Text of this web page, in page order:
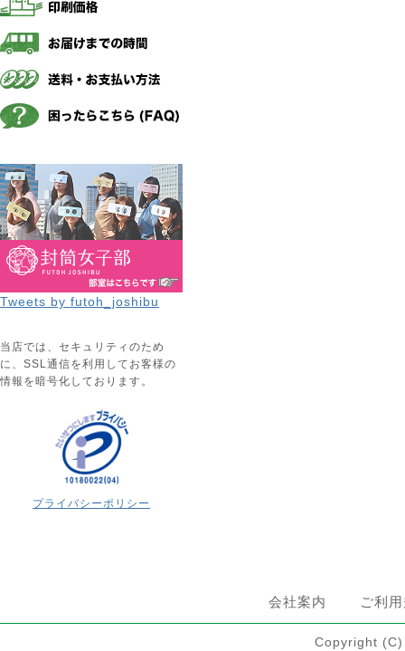
Tweets by futoh_joshibu
当店では、セキュリティのため
に、SSL通信を利用してお客様の
情報を暗号化しております。
プライバシーポリシー
会社案内 ご利
Copyright